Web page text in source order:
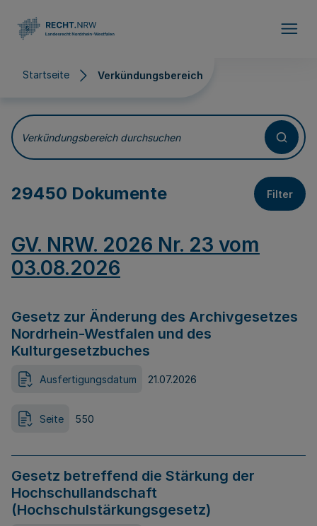
Startseite Verkündungsbereich
Verkündungsbereich
Verkündungsbereich durchsuchen
29450 Dokumente Filter
GV. NRW. 2026 Nr. 23 vom
03.08.2026
Gesetz zur Änderung des Archivgesetzes
Nordrhein-Westfalen und des
Kulturgesetzbuches
Ausfertigungsdatum 21.07.2026
Seite 550
Gesetz betreffend die Stärkung der
Hochschullandschaft
(Hochschulstärkungsgesetz)